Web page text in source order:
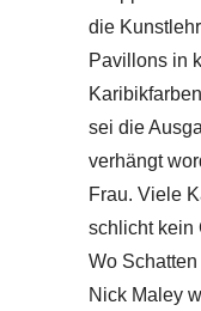
die
Pavillons in
sei die
verhängt
Frau. Viele
schlicht kein
Wo
Nick Maley